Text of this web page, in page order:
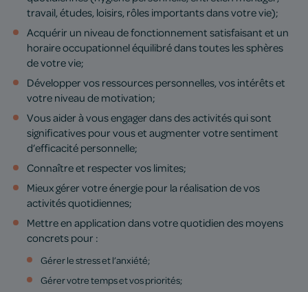
travail, études, loisirs, rôles importants dans votre vie);
Acquérir un niveau de fonctionnement satisfaisant et un
horaire occupationnel équilibré dans toutes les sphères
de votre vie;
Développer vos ressources personnelles, vos intérêts et
votre niveau de motivation;
Vous aider à vous engager dans des activités qui sont
significatives pour vous et augmenter votre sentiment
d’efficacité personnelle;
Connaître et respecter vos limites;
Mieux gérer votre énergie pour la réalisation de vos
activités quotidiennes;
Mettre en application dans votre quotidien des moyens
concrets pour :
Gérer le stress et l’anxiété;
Gérer votre temps et vos priorités;